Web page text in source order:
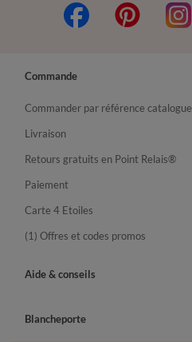
Commande
Commander par référence catalogue
Livraison
Retours gratuits en Point Relais®
Paiement
Carte 4 Etoiles
(1) Offres et codes promos
Aide & conseils
Blancheporte